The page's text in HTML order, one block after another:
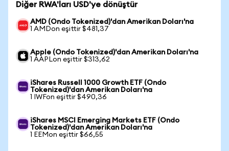
Diğer RWA'ları USD'ye dönüştür
AMD (Ondo Tokenized)'dan Amerikan Doları'na
1 AMDon eşittir $481,37
Apple (Ondo Tokenized)'dan Amerikan Doları'na
1 AAPLon eşittir $313,62
iShares Russell 1000 Growth ETF (Ondo
Tokenized)'dan Amerikan Doları'na
1 IWFon eşittir $490,36
iShares MSCI Emerging Markets ETF (Ondo
Tokenized)'dan Amerikan Doları'na
1 EEMon eşittir $66,55